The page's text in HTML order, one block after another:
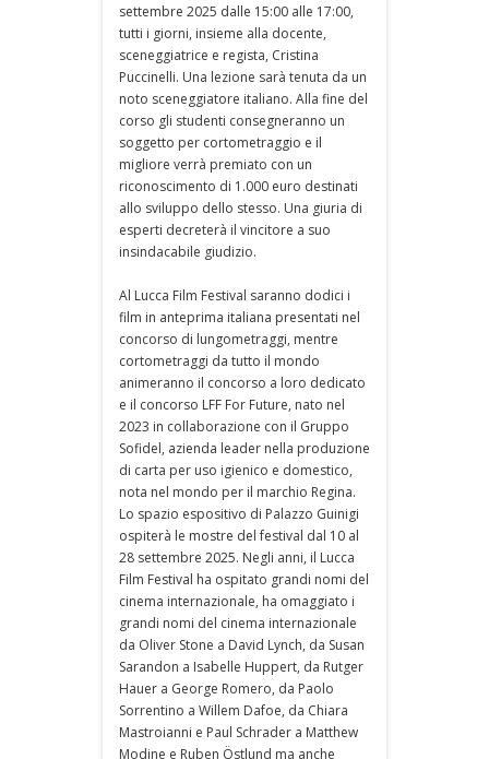
settembre 2025 dalle 15:00 alle 17:00,
tutti i giorni, insieme alla docente,
sceneggiatrice e regista, Cristina
Puccinelli. Una lezione sarà tenuta da un
noto sceneggiatore italiano. Alla fine del
corso gli studenti consegneranno un
soggetto per cortometraggio e il
migliore verrà premiato con un
riconoscimento di 1.000 euro destinati
allo sviluppo dello stesso. Una giuria di
esperti decreterà il vincitore a suo
insindacabile giudizio.
Al Lucca Film Festival saranno dodici i
film in anteprima italiana presentati nel
concorso di lungometraggi, mentre
cortometraggi da tutto il mondo
animeranno il concorso a loro dedicato
e il concorso LFF For Future, nato nel
2023 in collaborazione con il Gruppo
Sofidel, azienda leader nella produzione
di carta per uso igienico e domestico,
nota nel mondo per il marchio Regina.
Lo spazio espositivo di Palazzo Guinigi
ospiterà le mostre del festival dal 10 al
28 settembre 2025. Negli anni, il Lucca
Film Festival ha ospitato grandi nomi del
cinema internazionale, ha omaggiato i
grandi nomi del cinema internazionale
da Oliver Stone a David Lynch, da Susan
Sarandon a Isabelle Huppert, da Rutger
Hauer a George Romero, da Paolo
Sorrentino a Willem Dafoe, da Chiara
Mastroianni e Paul Schrader a Matthew
Modine e Ruben Östlund ma anche